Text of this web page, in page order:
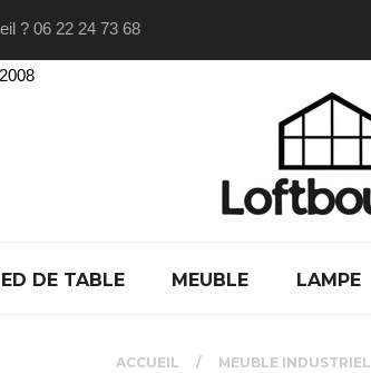
? 06 22 24 73 68
DE TABLE MEUBLE LAMPE
ACCUEIL MEUBLE INDUSTRIEL